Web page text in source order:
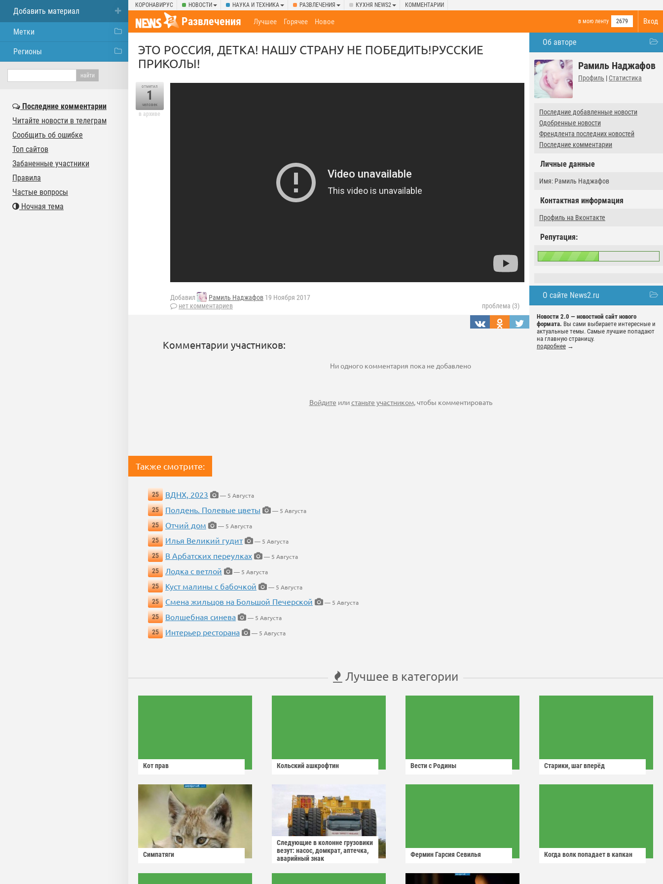
КОРОНАВИРУС НОВОСТИ НАУКА И ТЕХНИКА РАЗВЛЕЧЕНИЯ КУХНЯ NEWS2 КОММЕНТАРИИ
Вход
Развлечения в мою ленту 2679
Лучшее Горячее Новое
Об авторе
Рамиль Наджафов
Профиль | Статистика
Последние добавленные новости
Одобренные новости
Френдлента последних новостей
Последние комментарии
Личные данные
Имя: Рамиль Наджафов
Контактная информация
Профиль на Вконтакте
Репутация:
О сайте News2.ru
Новости 2.0 — новостной сайт нового
формата. Вы сами выбираете интересные и
актуальные темы. Самые лучшие попадают
на главную страницу.
подробнее →
ЭТО РОССИЯ, ДЕТКА! НАШУ СТРАНУ НЕ ПОБЕДИТЬ!РУССКИЕ
ПРИКОЛЫ!
отметил
1
человек
в архиве
Добавил Рамиль Наджафов 19 Ноября 2017
нет комментариев
проблема (3)
Комментарии участников:
Ни одного комментария пока не добавлено
Войдите илистаньте участником, чтобы комментировать
Также смотрите:
25 ВДНХ, 2023
— 5 Августа
25
Полдень. Полевые цветы
— 5 Августа
25
Отчий дом
— 5 Августа
25
Илья Великий гудит
— 5 Августа
25
В Арбатских переулках
— 5 Августа
25
Лодка с ветлой
— 5 Августа
25
Куст малины с бабочкой
— 5 Августа
25
Смена жильцов на Большой Печерской
— 5 Августа
25
Волшебная синева
— 5 Августа
25
Интерьер ресторана — 5 Августа
Лучшее в категории
Кот прав Кольский ашкрофтин Вести с Родины Старики, шаг вперёд
Симпатяги
Следующие в колонне грузовики
везут: насос, домкрат, аптечка,
аварийный знак
Фермин Гарсия Севилья Когда волк попадает в капкан
Добавить материал
Метки
Регионы
Последние комментарии
Читайте новости в телеграм
Сообщить об ошибке
Топ сайтов
Забаненные участники
Правила
Частые вопросы
Ночная тема